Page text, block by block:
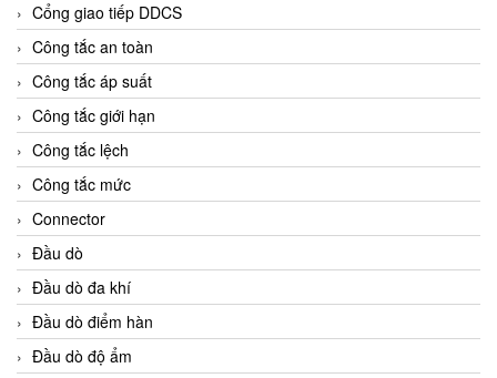
Cổng giao tiếp DDCS
Công tắc an toàn
Công tắc áp suất
Công tắc giới hạn
Công tắc lệch
Công tắc mức
Connector
Đầu dò
Đầu dò đa khí
Đầu dò điểm hàn
Đầu dò độ ẩm